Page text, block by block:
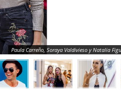
Paula Carreño, Soraya Valdivieso y Natalia